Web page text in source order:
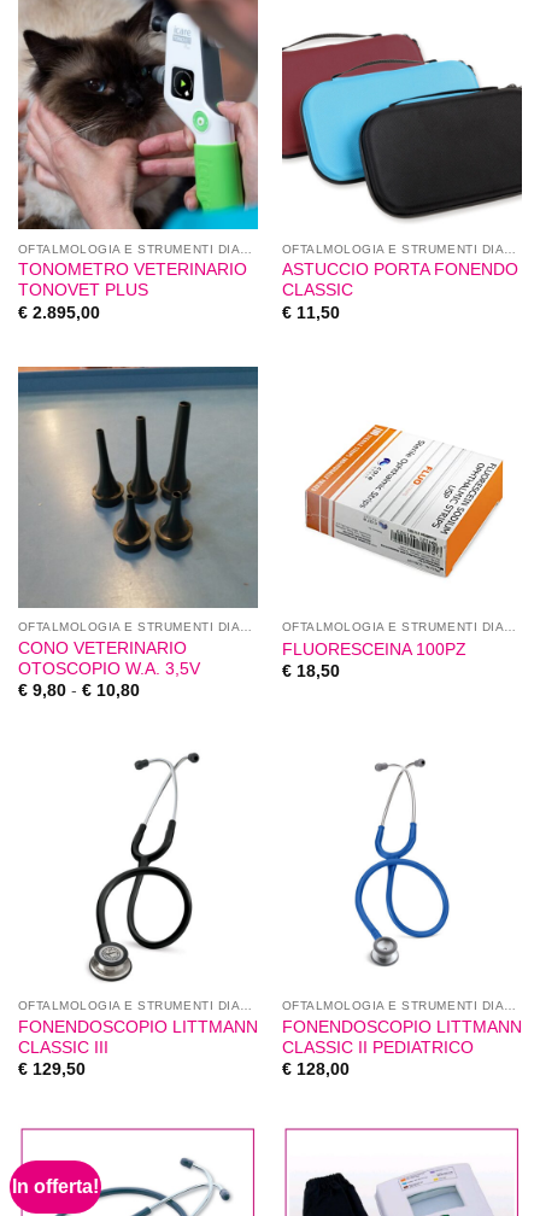
TONOMETRO VETERINARIO
TONOVET PLUS
€2.895,00
ASTUCCIO PORTA FONENDO
CLASSIC
€11,50
CONO VETERINARIO
OTOSCOPIO W.A. 3,5V
€9,80 - €10,80
FLUORESCEINA 100PZ
€18,50
FONENDOSCOPIO LITTMANN
CLASSIC III
€129,50
FONENDOSCOPIO LITTMANN
CLASSIC II PEDIATRICO
€128,00
In offerta!